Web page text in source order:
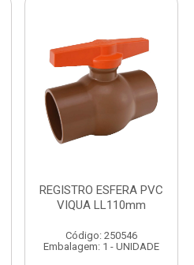
REGISTRO ESFERA PVC
VIQUA LL110mm
Código: 250546
Embalagem: 1 - UNIDADE